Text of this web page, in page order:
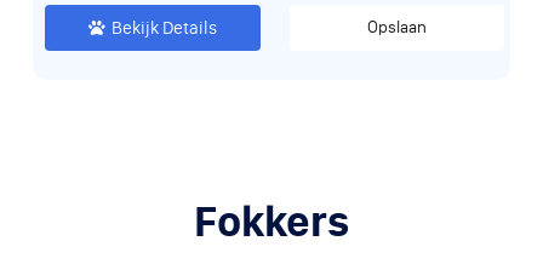
Bekijk Details Opslaan
Fokkers